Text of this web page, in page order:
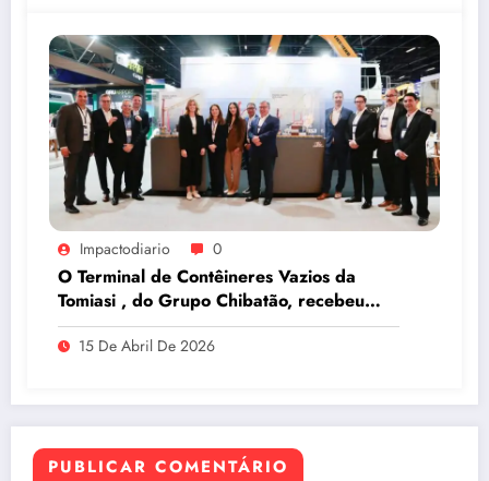
Impactodiario 0
O Terminal de Contêineres Vazios da
Tomiasi , do Grupo Chibatão, recebeu
prêmio da Log-In na Intermodal South
America 2026, em São Paulo
15 De Abril De 2026
PUBLICAR COMENTÁRIO